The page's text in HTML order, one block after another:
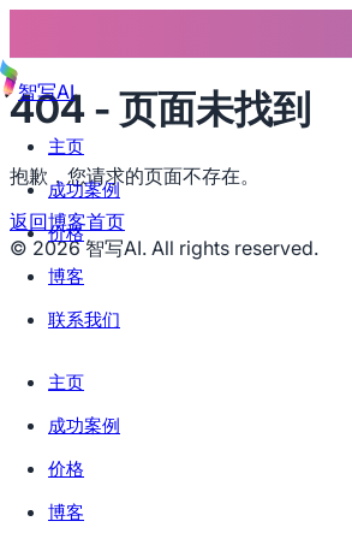
智写AI
主页
成功案例
价格
博客
联系我们
主页
成功案例
价格
博客
404 - 页面未找到
抱歉，您请求的页面不存在。
返回博客首页
© 2026智写AI. All rights reserved.